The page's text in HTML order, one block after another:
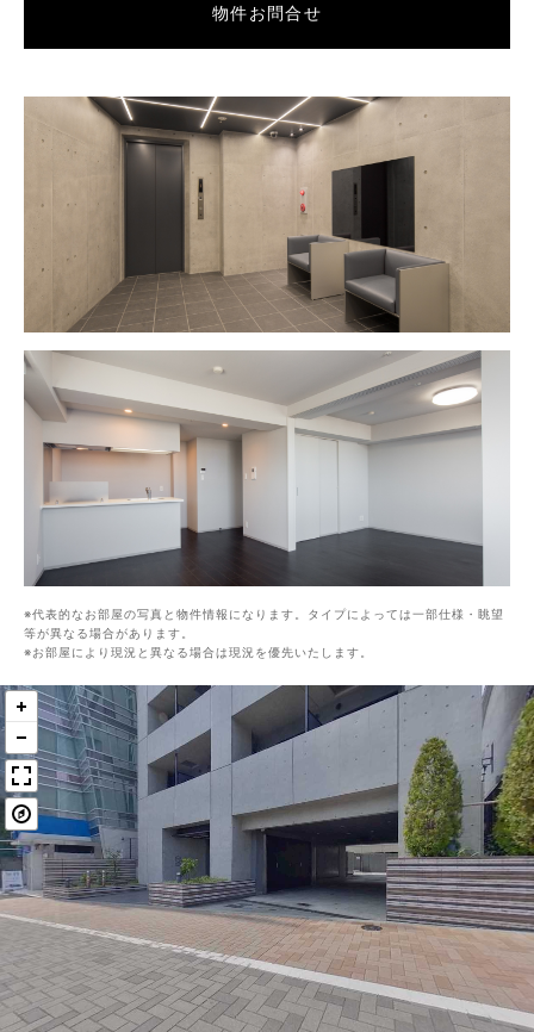
物件お問合せ
代表的なお部屋の写真と物件情報になります。タイプによっては一部仕様・眺望
等が異なる場合があります。
お部屋により現況と異なる場合は現況を優先いたします。